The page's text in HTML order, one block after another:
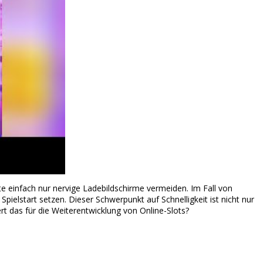
einfach nur nervige Ladebildschirme vermeiden. Im Fall von
setzen. Dieser Schwerpunkt auf Schnelligkeit ist nicht nur
das für die Weiterentwicklung von Online-Slots?